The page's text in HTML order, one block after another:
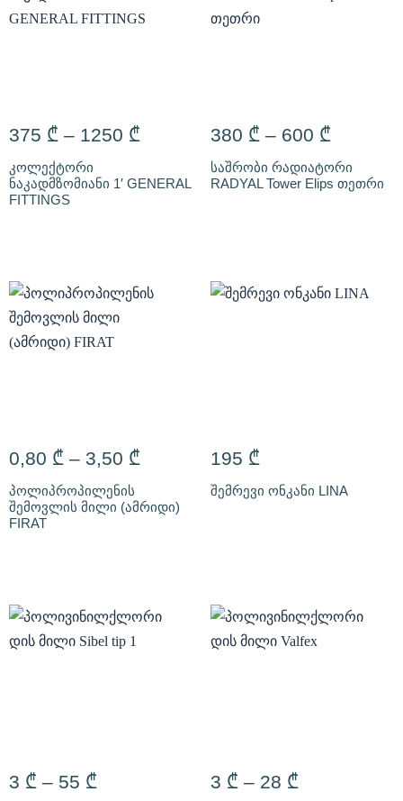
375 ₾ – 1250 ₾
კოლექტორი
ნაკადმზომიანი 1′ GENERAL
FITTINGS
380 ₾ – 600 ₾
საშრობი რადიატორი
RADYAL Tower Elips თეთრი
0,80 ₾ – 3,50 ₾
პოლიპროპილენის
შემოვლის მილი (ამრიდი)
FIRAT
195 ₾
შემრევი ონკანი LINA
3 ₾ – 55 ₾ 3 ₾ – 28 ₾